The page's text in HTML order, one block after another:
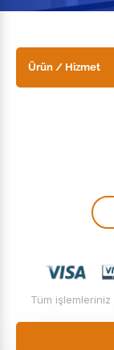
Ürün / Hizmet
Tüm işlemleriniz